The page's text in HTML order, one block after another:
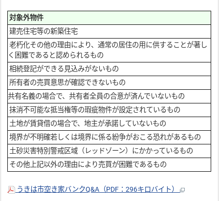
対象外物件
建売住宅等の新築住宅
老朽化その他の理由により、通常の居住の用に供することが著し
く困難であると認められるもの
相続登記ができる見込みがないもの
所有者の売買意思が確認できないもの
共有名義の場合で、共有者全員の合意が済んでいないもの
抹消不可能な抵当権等の瑕疵物件が設定されているもの
土地が賃貸借の場合で、地主が承諾していないもの
境界が不明確若しくは境界に係る紛争がおこる恐れがあるもの
土砂災害特別警戒区域（レッドゾーン）にかかっているもの
その他上記以外の理由により売買が困難であるもの
うきは市空き家バンクQ&A（PDF：296キロバイト）